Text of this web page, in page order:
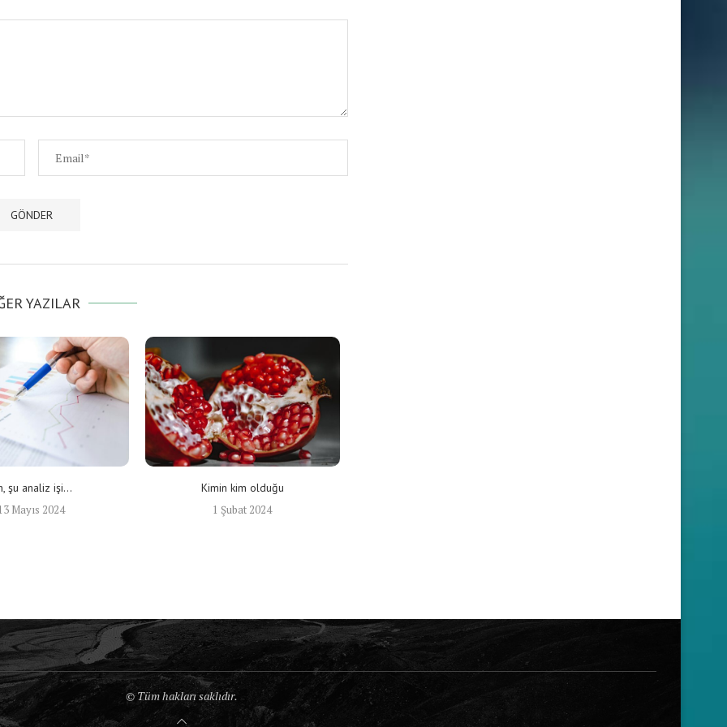
YAZILAR
şu analiz işi…
Mayıs 2024
Kimin kim olduğu
1 Şubat 2024
© Tüm hakları saklıdır.